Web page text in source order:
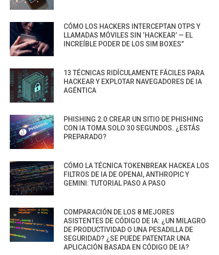
CÓMO LOS HACKERS INTERCEPTAN OTPS Y
LLAMADAS MÓVILES SIN ‘HACKEAR’ — EL
INCREÍBLE PODER DE LOS SIM BOXES”
13 TÉCNICAS RIDÍCULAMENTE FÁCILES PARA
HACKEAR Y EXPLOTAR NAVEGADORES DE IA
AGÉNTICA
PHISHING 2.0:CREAR UN SITIO DE PHISHING
CON IA TOMA SOLO 30 SEGUNDOS. ¿ESTÁS
PREPARADO?
CÓMO LA TÉCNICA TOKENBREAK HACKEA LOS
FILTROS DE IA DE OPENAI, ANTHROPIC Y
GEMINI: TUTORIAL PASO A PASO
COMPARACIÓN DE LOS 8 MEJORES
ASISTENTES DE CÓDIGO DE IA: ¿UN MILAGRO
DE PRODUCTIVIDAD O UNA PESADILLA DE
SEGURIDAD? ¿SE PUEDE PATENTAR UNA
APLICACIÓN BASADA EN CÓDIGO DE IA?